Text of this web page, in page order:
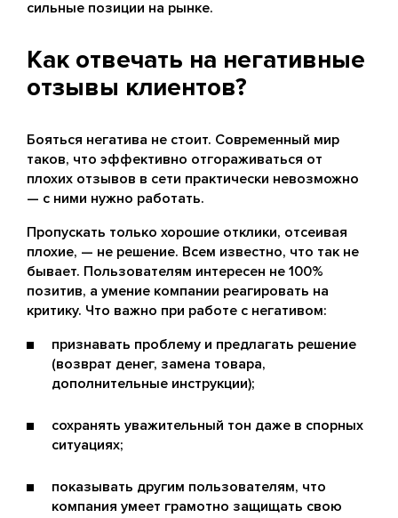
сильные позиции на рынке.
Как отвечать на негативные
отзывы клиентов?
Бояться негатива не стоит. Современный мир
таков, что эффективно отгораживаться от
плохих отзывов в сети практически невозможно
— с ними нужно работать.
Пропускать только хорошие отклики, отсеивая
плохие, — не решение. Всем известно, что так не
бывает. Пользователям интересен не 100%
позитив, а умение компании реагировать на
критику. Что важно при работе с негативом:
признавать проблему и предлагать решение
(возврат денег, замена товара,
дополнительные инструкции);
сохранять уважительный тон даже в спорных
ситуациях;
показывать другим пользователям, что
компания умеет грамотно защищать свою